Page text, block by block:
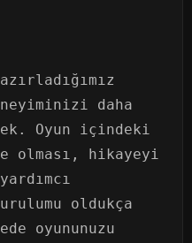
daha
Oyun içindeki
olması, hikayeyi
oldukça
oyununuzu